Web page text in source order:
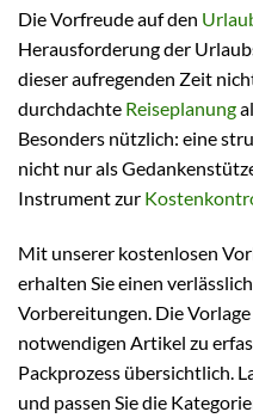
Die Vorfreude auf den
Herausforderung der
dieser aufregenden Zeit
durchdachte Reiseplanung
Besonders nützlich: eine
nicht nur als
Instrument zur
Mit unserer kostenlosen
erhalten Sie einen
Vorbereitungen. Die
notwendigen Artikel zu
Packprozess übersichtlich.
und passen Sie die